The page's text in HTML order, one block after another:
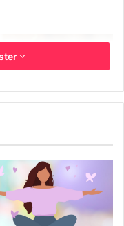
Gerekenler